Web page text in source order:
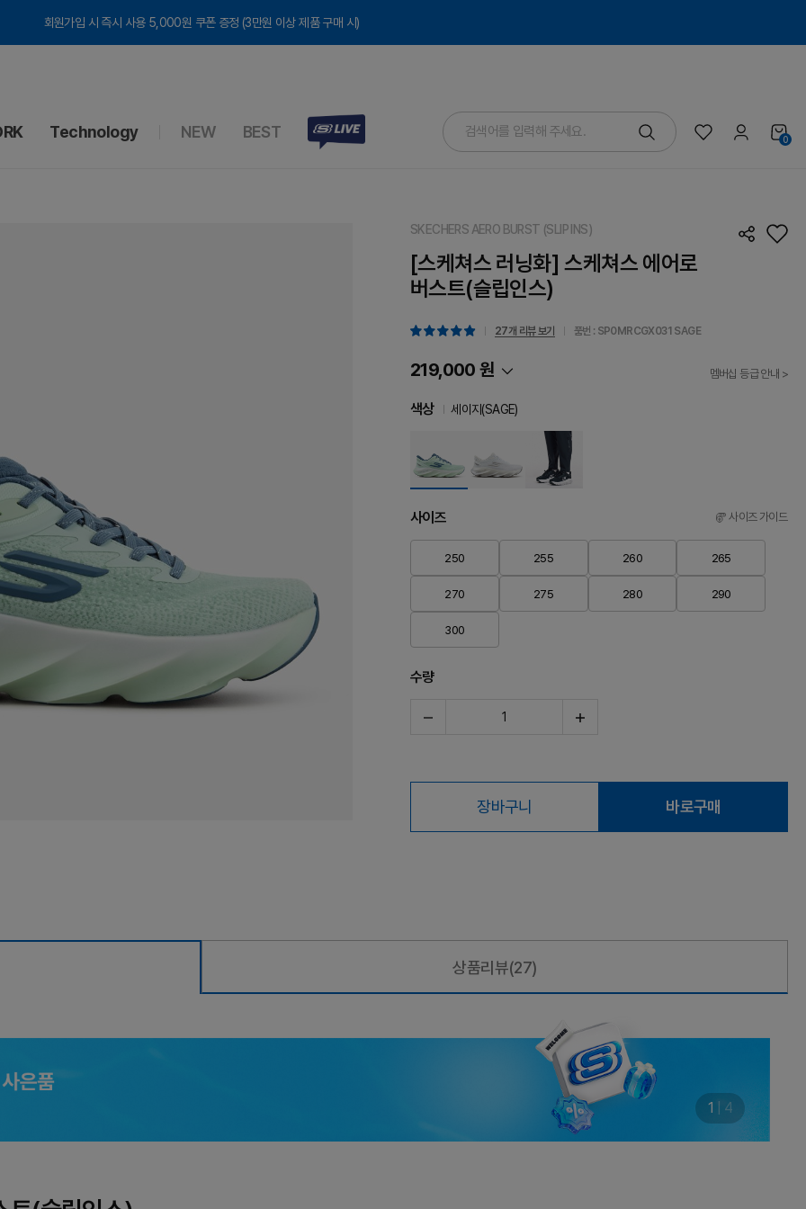
회원가입 시 즉시 사용 5,000원 쿠폰 증정 (3만원 이상 제품 구매 시)
Technology NEW BEST 0
SKECHERS AERO BURST (SLIP INS)
[스케쳐스 러닝화] 스케쳐스 에어로
버스트(슬립인스)
27개 리뷰 보기 품번 : SP0MRCGX031 SAGE
219,000 원 멤버십 등급 안내 >
색상 세이지(SAGE)
사이즈 사이즈 가이드
250 255 260 265
270 275 280 290
300
수량
장바구니 바로구매
상품리뷰(27)
1 4